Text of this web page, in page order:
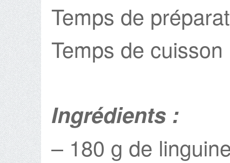
Temps de
Temps de
Ingrédients :
– 180 g de